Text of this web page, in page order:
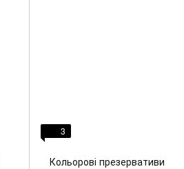
3
Кольорові презервативи